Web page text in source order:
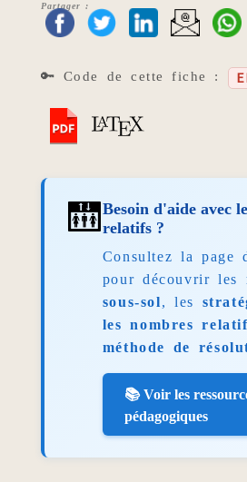
Partager :
🔑 Code de cette fiche :
🛗 Besoin d'aide avec
relatifs ?
Consultez la page
pour découvrir les
sous-sol, les
les nombres
méthode de
📚 Voir les
pédagogiques